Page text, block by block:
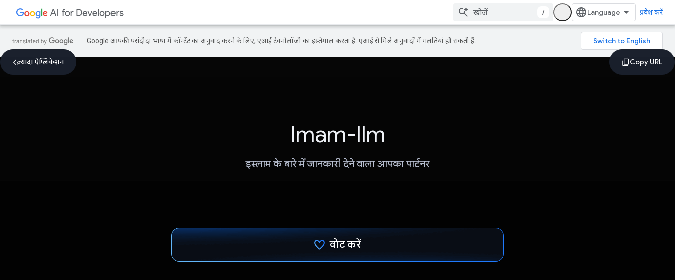
/ प्रवेश करें
Google आपकी पसंदीदा भाषा में कॉन्टेंट का अनुवाद करने के लिए, एआई टेक्नोलॉजी का इस्तेमाल करता है. एआई से मिले अनुवादों में गलतियां हो सकती हैं.
ज़्यादा ऐप्लिकेशन
Imam-Ilm
इस्लाम के बारे में जानकारी देने वाला आपका पार्टनर
वोट करें